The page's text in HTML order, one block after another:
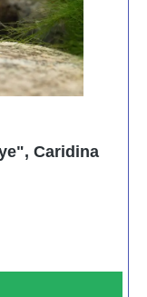
Caridina